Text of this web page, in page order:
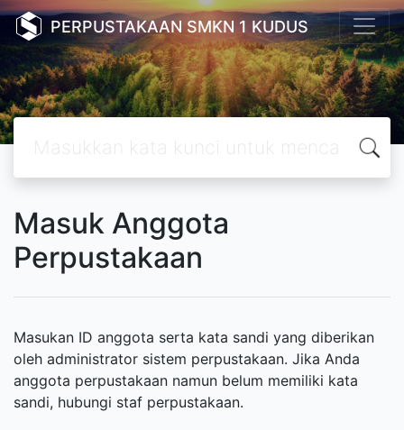
PERPUSTAKAAN SMKN 1 KUDUS
Masuk Anggota
Perpustakaan
Masukan ID anggota serta kata sandi yang diberikan
oleh administrator sistem perpustakaan. Jika Anda
anggota perpustakaan namun belum memiliki kata
sandi, hubungi staf perpustakaan.